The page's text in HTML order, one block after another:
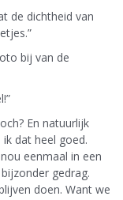
de dichtheid van
bij van de
En natuurlijk
dat heel goed.
eenmaal in een
gedrag.
doen. Want we